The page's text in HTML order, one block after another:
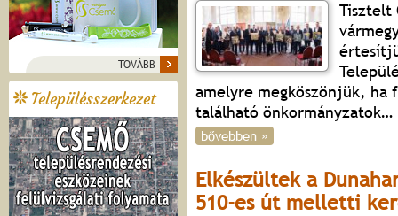
TOVÁBB
Településszerkezet
Tisztelt
amelyre megköszönjük,
található önkormányzatok…
bővebben »
Elkészültek a
510-es út melletti